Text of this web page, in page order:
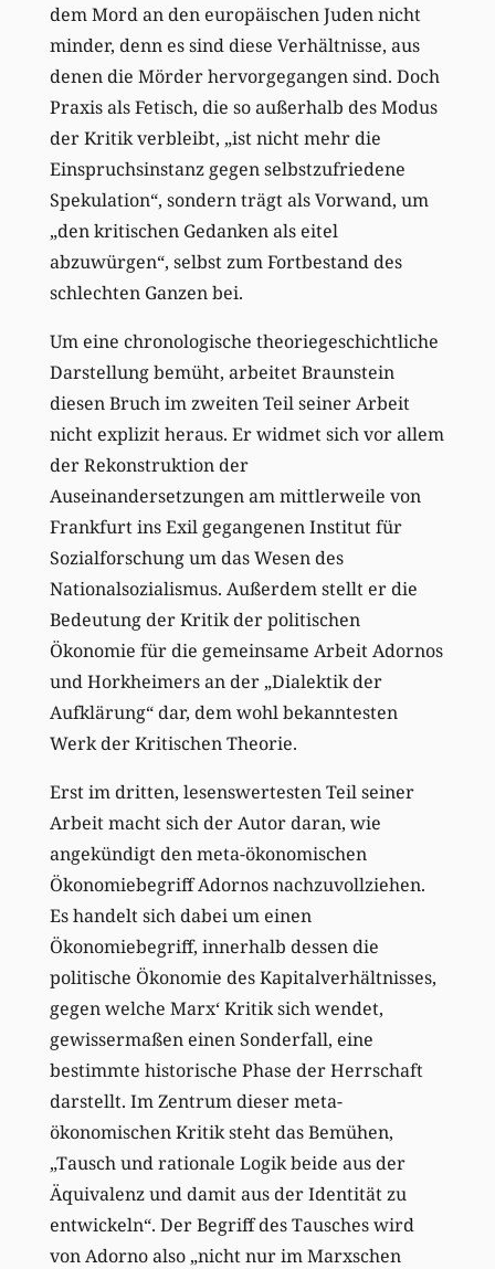
dem Mord an den europäischen Juden nicht
minder, denn es sind diese Verhältnisse, aus
denen die Mörder hervorgegangen sind. Doch
Praxis als Fetisch, die so außerhalb des Modus
der Kritik verbleibt, „ist nicht mehr die
Einspruchsinstanz gegen selbstzufriedene
Spekulation“, sondern trägt als Vorwand, um
„den kritischen Gedanken als eitel
abzuwürgen“, selbst zum Fortbestand des
schlechten Ganzen bei.
Um eine chronologische theoriegeschichtliche
Darstellung bemüht, arbeitet Braunstein
diesen Bruch im zweiten Teil seiner Arbeit
nicht explizit heraus. Er widmet sich vor allem
der Rekonstruktion der
Auseinandersetzungen am mittlerweile von
Frankfurt ins Exil gegangenen Institut für
Sozialforschung um das Wesen des
Nationalsozialismus. Außerdem stellt er die
Bedeutung der Kritik der politischen
Ökonomie für die gemeinsame Arbeit Adornos
und Horkheimers an der „Dialektik der
Aufklärung“ dar, dem wohl bekanntesten
Werk der Kritischen Theorie.
Erst im dritten, lesenswertesten Teil seiner
Arbeit macht sich der Autor daran, wie
angekündigt den meta-ökonomischen
Ökonomiebegriff Adornos nachzuvollziehen.
Es handelt sich dabei um einen
Ökonomiebegriff, innerhalb dessen die
politische Ökonomie des Kapitalverhältnisses,
gegen welche Marx‘ Kritik sich wendet,
gewissermaßen einen Sonderfall, eine
bestimmte historische Phase der Herrschaft
darstellt. Im Zentrum dieser meta-
ökonomischen Kritik steht das Bemühen,
„Tausch und rationale Logik beide aus der
Äquivalenz und damit aus der Identität zu
entwickeln“. Der Begriff des Tausches wird
von Adorno also „nicht nur im Marxschen